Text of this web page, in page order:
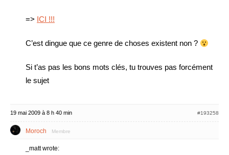
=> ICI !!!
C’est dingue que ce genre de choses existent non ?
Si t’as pas les bons mots clés, tu trouves pas forcément
le sujet
19 mai 2009 à 8 h 40 min #193258
Moroch Membre
_matt wrote: